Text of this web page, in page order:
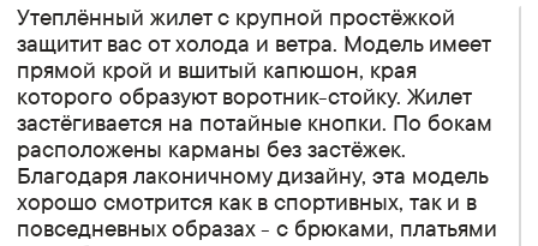
Утеплённый жилет с крупной простёжкой
защитит вас от холода и ветра. Модель имеет
прямой крой и вшитый капюшон, края
которого образуют воротник-стойку. Жилет
застёгивается на потайные кнопки. По бокам
расположены карманы без застёжек.
Благодаря лаконичному дизайну, эта модель
хорошо смотрится как в спортивных, так и в
повседневных образах - с брюками, платьями